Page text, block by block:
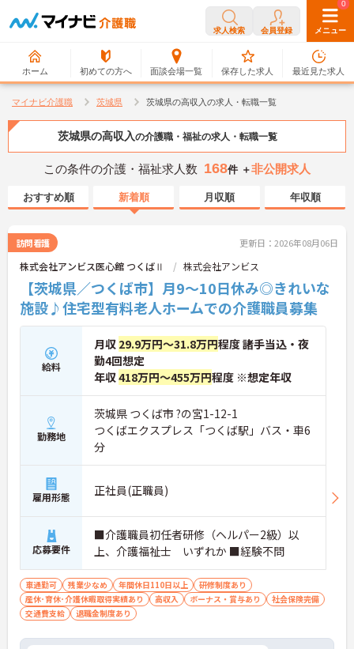
求人検索 会員登録 メニュー
ホーム 初めての方へ 面談会場一覧
0
保存した求人
0
最近見た求人
マイナビ介護職 茨城県 茨城県の高収入の求人・転職一覧
茨城県の高収入の介護職・福祉の求人・転職一覧
この条件の介護・福祉求人数 168件 ＋非公開求人
おすすめ順 新着順 月収順 年収順
訪問看護 更新日：2026年08月06日
株式会社アンビス医心館 つくばⅡ 株式会社アンビス
【茨城県／つくば市】月9～10日休み◎きれいな
施設♪住宅型有料老人ホームでの介護職員募集
給料
月収 29.9万円～31.8万円程度 諸手当込・夜
勤4回想定
年収418万円～455万円程度 ※想定年収
勤務地
茨城県 つくば市 ?の宮1-12-1
つくばエクスプレス「つくば駅」バス・車6
分
雇用形態 正社員(正職員)
応募要件
■介護職員初任者研修（ヘルパー2級）以
上、介護福祉士 いずれか ■経験不問
車通勤可 残業少なめ 年間休日110日以上
研修制度あり
産休･育休･介護休暇取得実績あり
高収入 ボーナス・賞与あり
社会保険完備
交通費支給
退職金制度あり